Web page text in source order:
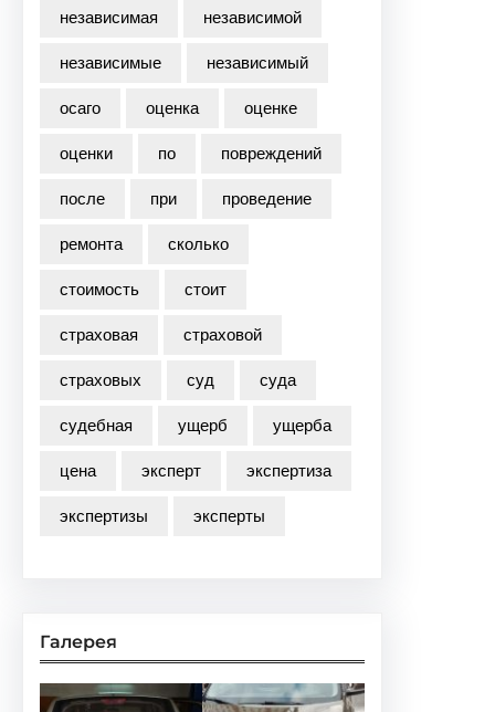
независимая
независимой
независимые
независимый
осаго
оценка
оценке
оценки
по
повреждений
после
при
проведение
ремонта
сколько
стоимость
стоит
страховая
страховой
страховых
суд
суда
судебная
ущерб
ущерба
цена
эксперт
экспертиза
экспертизы
эксперты
Галерея